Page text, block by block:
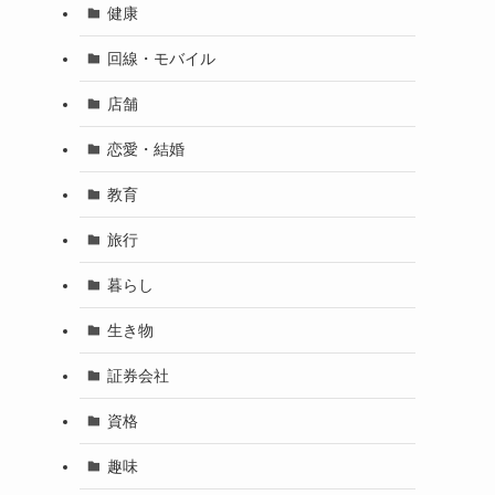
健康
回線・モバイル
店舗
恋愛・結婚
教育
旅行
暮らし
生き物
証券会社
資格
趣味